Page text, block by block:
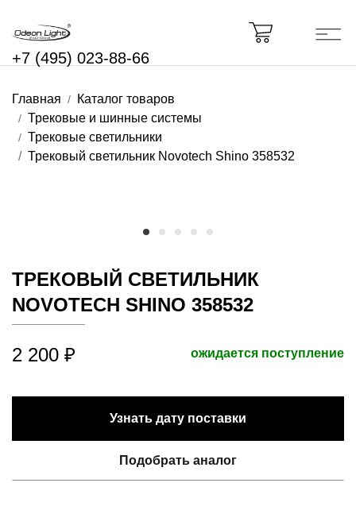
+7 (495) 023-88-66
Главная
Каталог товаров
Трековые и шинные системы
Трековые светильники
Трековый светильник Novotech Shino 358532
ТРЕКОВЫЙ СВЕТИЛЬНИК
NOVOTECH SHINO 358532
2 200 ₽ ожидается поступление
Узнать дату поставки
Подобрать аналог